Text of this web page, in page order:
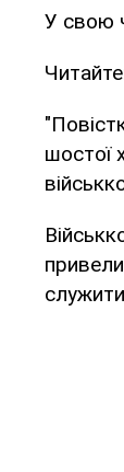
У свою
шостої